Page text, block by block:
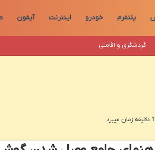
پلتفرم خودرو اینترنت آیفون
گردشگری و اقامتی